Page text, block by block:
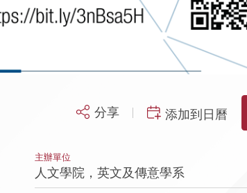
分享 添加到日曆
主辦單位
人文學院，英文及傳意學系